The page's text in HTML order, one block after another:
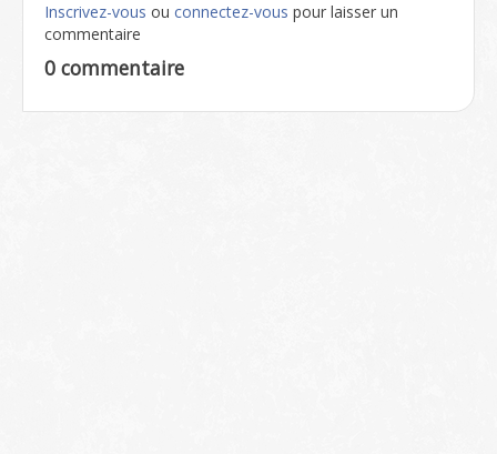
Inscrivez-vous ou connectez-vous pour laisser un
commentaire
0 commentaire